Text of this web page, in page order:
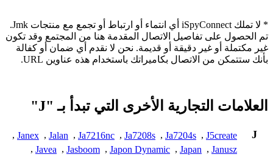
* لا تملك iSpyConnect أي انتماء أو ارتباط أو تجمع مع منتجات Jmk.
تم الحصول على تفاصيل الاتصال المقدمة هنا من المجتمع وقد تكون
غير مكتملة أو غير دقيقة أو قديمة. نحن لا نقدم أي ضمان أو كفالة
بأنك ستتمكن من الاتصال بكاميراتك باستخدام هذه عناوين URL.
العلامات التجارية الأخرى التي تبدأ بـ "J"
J
J5create
,
Ja7204s
,
Ja7208s
,
Ja7216nc
,
Jalan
,
Janex
,
Janusz
,
Japan
,
Japon Dynamic
,
Jasboom
,
Javea
,